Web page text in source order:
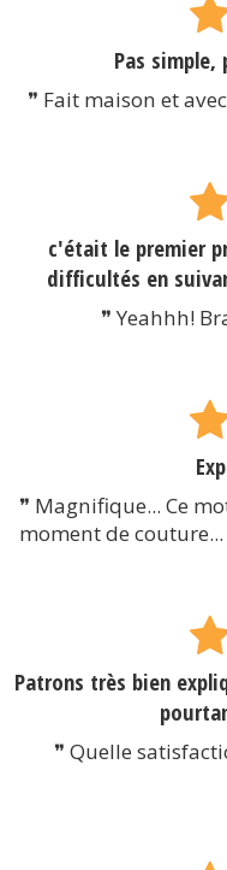
Pas
❞ Fait maison et
c'était le premier
difficultés en
❞ Yeahhh!
❞ Magnifique... Ce
moment de
Patrons très bien
❞ Quelle